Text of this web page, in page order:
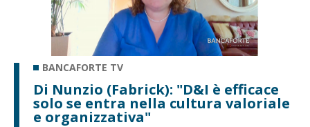
BANCAFORTE TV
Di Nunzio (Fabrick): "D&I è efficace
solo se entra nella cultura valoriale
e organizzativa"